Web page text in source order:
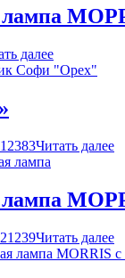
лампа
далее
Читать далее
лампа
Читать далее